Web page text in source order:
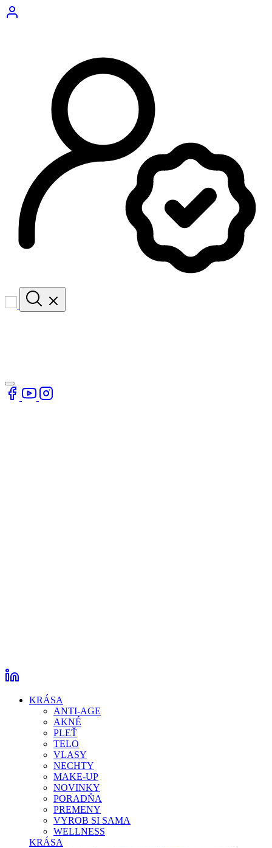
KRÁSA
ANTI-AGE
AKNÉ
PLEŤ
TELO
VLASY
NECHTY
MAKE-UP
NOVINKY
PORADŇA
PREMENY
VYROB SI SAMA
WELLNESS
KRÁSA